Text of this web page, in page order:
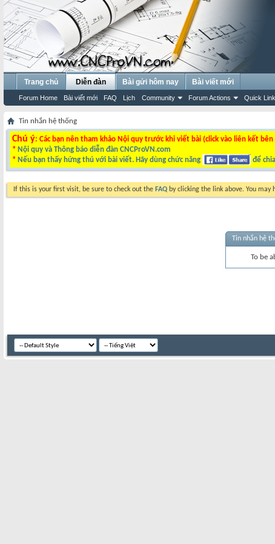
Trang chủ Diễn đàn
Forum Home Bài viết mới FAQ Lịch Community Forum Actions Quick
Bài gửi hôm nay Bài viết mới
Tin nhắn hệ thống
Chú ý: Các bạn nên tham khảo Nội quy trước khi viết bài (click vào liên kết
* Nội quy và Thông báo diễn đàn CNCProVN.com
* Nếu bạn thấy hứng thú với bài viết. Hãy dùng chức năng để
If this is your first visit, be sure to check out the FAQ by clicking the link above. You may
Tin nhắn hệ
To be